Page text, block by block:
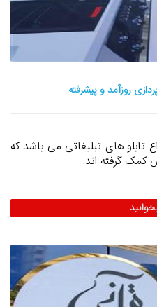
روزآمد و پیشرفته
تابلو های تبلیغاتی می باشد که
کمک گرفته اند.